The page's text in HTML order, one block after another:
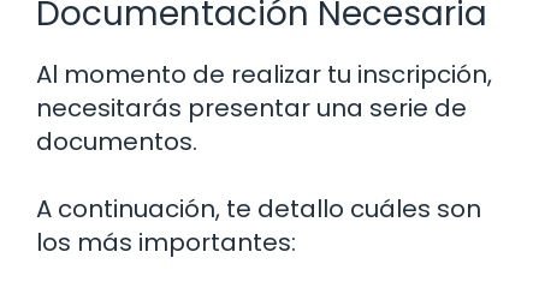
Documentación Necesaria
Al momento de realizar tu inscripción,
necesitarás presentar una serie de
documentos.
A continuación, te detallo cuáles son
los más importantes: